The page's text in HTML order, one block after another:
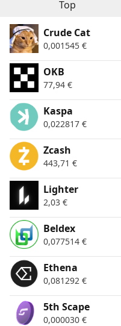
Top
Crude Cat
0,001545 €
OKB
77,94 €
Kaspa
0,022817 €
Zcash
443,71 €
Lighter
2,03 €
Beldex
0,077514 €
Ethena
0,081292 €
5th Scape
0,000030 €